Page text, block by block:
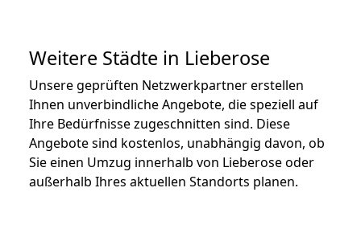
Weitere Städte in Lieberose
Unsere geprüften Netzwerkpartner erstellen
Ihnen unverbindliche Angebote, die speziell auf
Ihre Bedürfnisse zugeschnitten sind. Diese
Angebote sind kostenlos, unabhängig davon, ob
Sie einen Umzug innerhalb von Lieberose oder
außerhalb Ihres aktuellen Standorts planen.